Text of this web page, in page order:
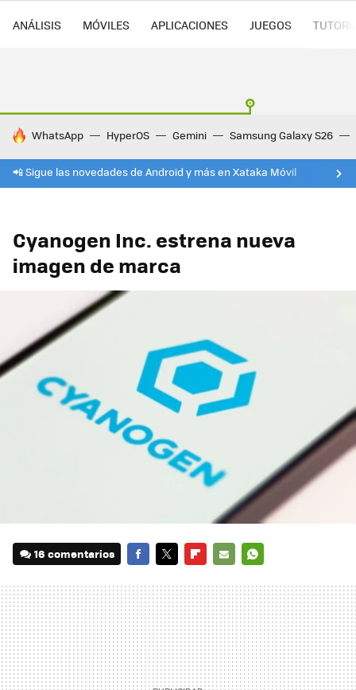
ANÁLISIS MÓVILES APLICACIONES JUEGOS
HOY SE HABLA DE
WhatsApp HyperOS Gemini Samsung Galaxy S26
📲 Sigue las novedades de Android y más en Xataka Móvil
Cyanogen Inc. estrena nueva
imagen de marca
16 comentarios
MAIL